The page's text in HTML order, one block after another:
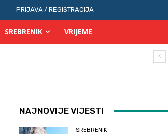
PRIJAVA / REGISTRACIJA
SREBRENIK VRIJEME
NAJNOVIJE VIJESTI
SREBRENIK